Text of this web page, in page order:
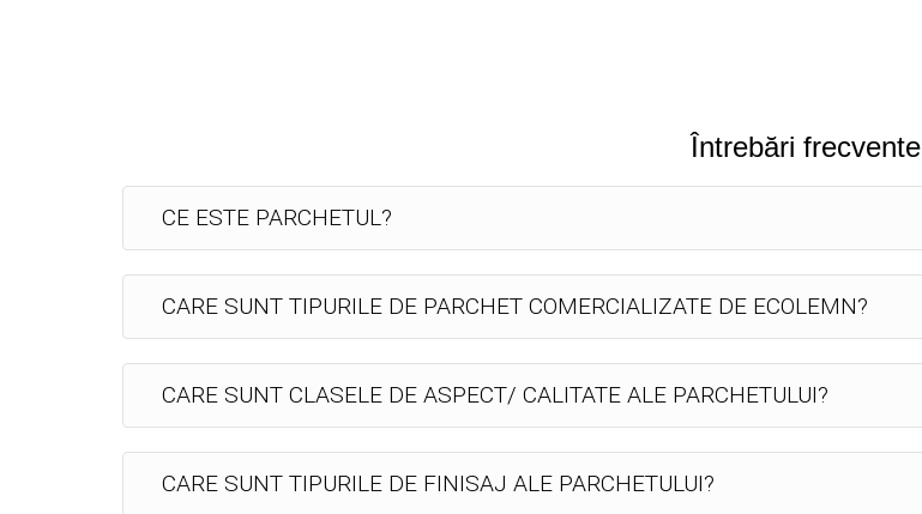
Întrebări frecvente
CE ESTE PARCHETUL?
CARE SUNT TIPURILE DE PARCHET COMERCIALIZATE DE ECOLEMN?
CARE SUNT CLASELE DE ASPECT/ CALITATE ALE PARCHETULUI?
CARE SUNT TIPURILE DE FINISAJ ALE PARCHETULUI?